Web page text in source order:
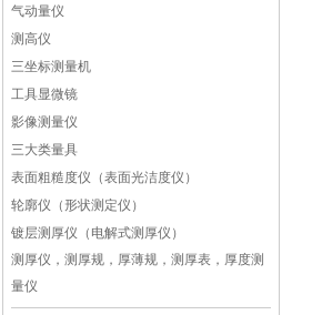
气动量仪
测高仪
三坐标测量机
工具显微镜
影像测量仪
三大类量具
表面粗糙度仪（表面光洁度仪）
轮廓仪（形状测定仪）
镀层测厚仪（电解式测厚仪）
测厚仪，测厚规，厚薄规，测厚表，厚度测
量仪